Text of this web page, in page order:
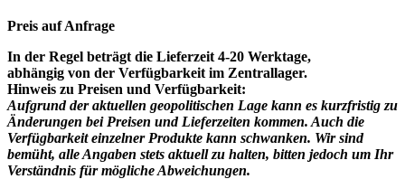
Preis auf Anfrage
In der Regel beträgt die Lieferzeit 4-20 Werktage,
abhängig von der Verfügbarkeit im Zentrallager.
Hinweis zu Preisen und Verfügbarkeit:
Aufgrund der aktuellen geopolitischen Lage kann es kurzfristig zu
Änderungen bei Preisen und Lieferzeiten kommen. Auch die
Verfügbarkeit einzelner Produkte kann schwanken. Wir sind
bemüht, alle Angaben stets aktuell zu halten, bitten jedoch um Ihr
Verständnis für mögliche Abweichungen.